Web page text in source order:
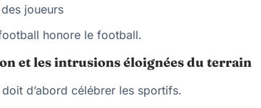
joueurs
honore le football.
et les intrusions éloignées du terrain
d’abord célébrer les sportifs.